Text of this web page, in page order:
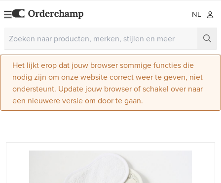
NL
Het lijkt erop dat jouw browser sommige functies die
nodig zijn om onze website correct weer te geven, niet
ondersteunt. Update jouw browser of schakel over naar
een nieuwere versie om door te gaan.